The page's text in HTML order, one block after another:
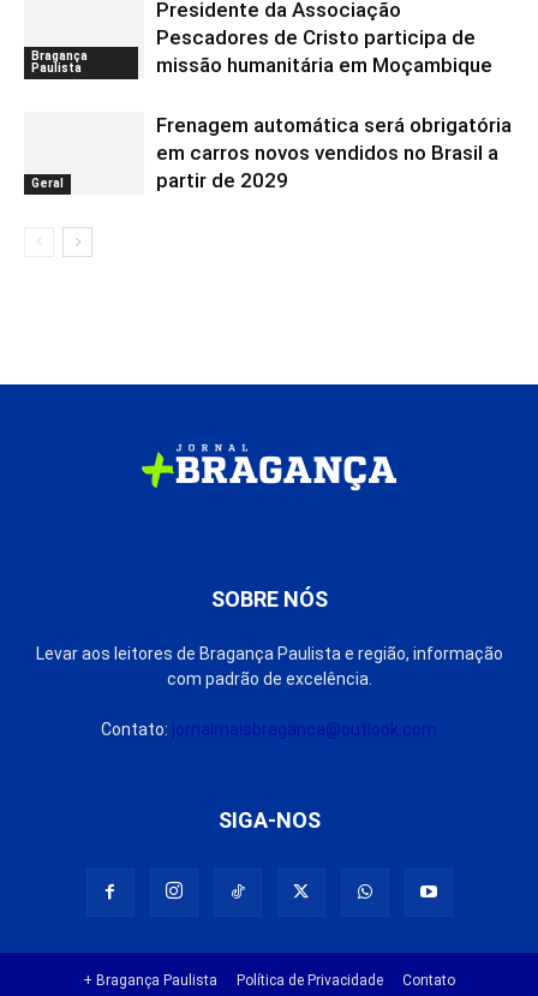
Bragança
Paulista
Presidente da Associação
Pescadores de Cristo participa de
missão humanitária em Moçambique
Geral
Frenagem automática será obrigatória
em carros novos vendidos no Brasil a
partir de 2029
SOBRE NÓS
Levar aos leitores de Bragança Paulista e região, informação
com padrão de excelência.
Contato: jornalmaisbraganca@outlook.com
SIGA-NOS
+ Bragança Paulista Política de Privacidade Contato